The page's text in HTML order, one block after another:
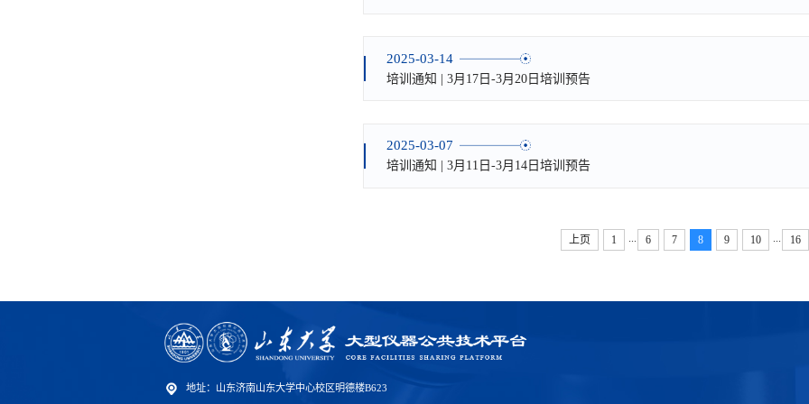
2025-03-14
培训通知 | 3月17日-3月20日培训预告
2025-03-07
培训通知 | 3月11日-3月14日培训预告
上页 1 ... 6 7 8 9 10 ... 16
地址：山东济南山东大学中心校区明德楼B623